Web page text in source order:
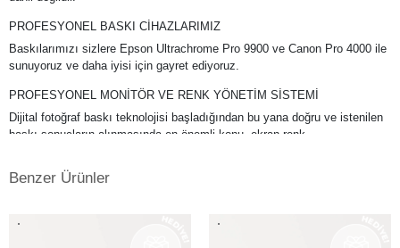
PROFESYONEL BASKI CİHAZLARIMIZ
Baskılarımızı sizlere Epson Ultrachrome Pro 9900 ve Canon Pro 4000 ile
sunuyoruz ve daha iyisi için gayret ediyoruz.
PROFESYONEL MONİTÖR VE RENK YÖNETİM SİSTEMİ
Dijital fotoğraf baskı teknolojisi başladığından bu yana doğru ve istenilen
baskı sonuçların alınmasında en önemli konu, ekran renk
da profesyonel monitör kullanımını gerektirmektedir. Kullanmış
olduğumuz Eizo monitörlerde düzenli aralıklarla renk kalibrasyonu
Benzer Ürünler